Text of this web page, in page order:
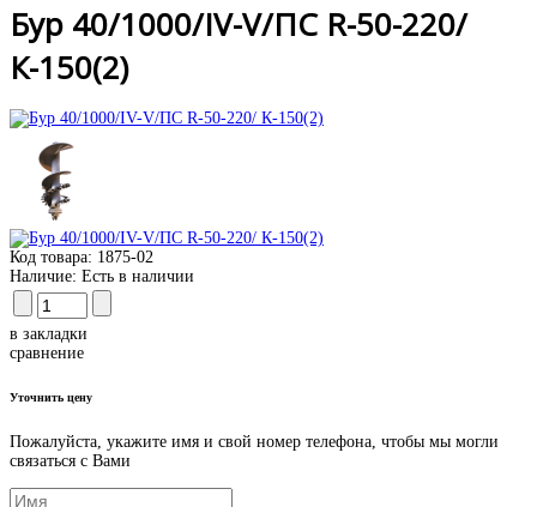
Бур 40/1000/IV-V/ПС R-50-220/
К-150(2)
Код товара: 1875-02
Наличие: Есть в наличии
в закладки
сравнение
Уточнить цену
Пожалуйста, укажите имя и свой номер телефона, чтобы мы могли
связаться с Вами